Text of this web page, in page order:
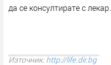
да се консултирате с лекар.
Източник:http://life.dir.bg